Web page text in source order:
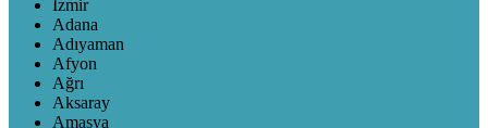
İzmir
Adana
Adıyaman
Afyon
Ağrı
Aksaray
Amasya